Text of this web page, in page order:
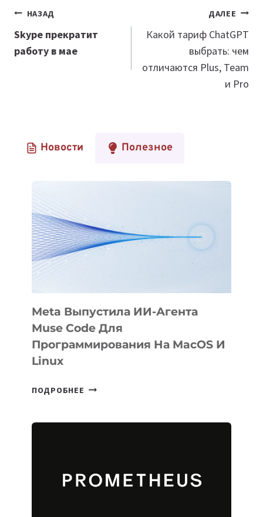
Навигация
по
записям
НАЗАД
Skype прекратит
работу в мае
ДАЛЕЕ
Какой тариф ChatGPT
выбрать: чем
отличаются Plus, Team
и Pro
Новости Полезное
Meta Выпустила ИИ-Агента
Muse Code Для
Программирования На MacOS И
Linux
ПОДРОБНЕЕ META
ДЛЯ
ПРОГРАММИРОВАНИЯ